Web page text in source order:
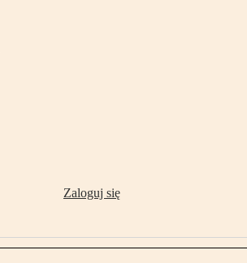
Zaloguj się